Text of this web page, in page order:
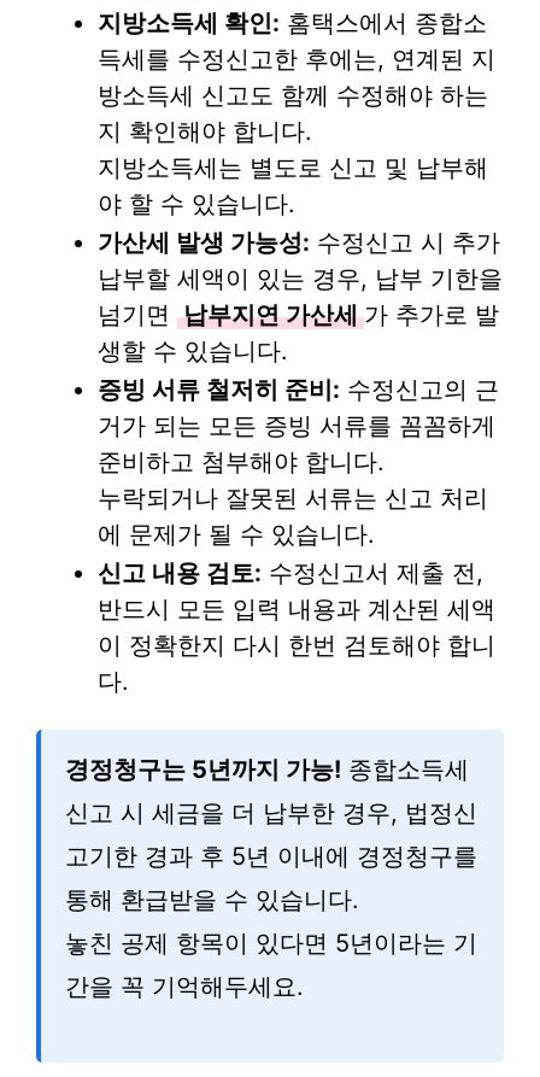
지방소득세 확인: 홈택스에서 종합소
득세를 수정신고한 후에는, 연계된 지
방소득세 신고도 함께 수정해야 하는
지 확인해야 합니다.
지방소득세는 별도로 신고 및 납부해
야 할 수 있습니다.
가산세 발생 가능성: 수정신고 시 추가
납부할 세액이 있는 경우, 납부 기한을
넘기면 납부지연 가산세 가 추가로 발
생할 수 있습니다.
증빙 서류 철저히 준비: 수정신고의 근
거가 되는 모든 증빙 서류를 꼼꼼하게
준비하고 첨부해야 합니다.
누락되거나 잘못된 서류는 신고 처리
에 문제가 될 수 있습니다.
신고 내용 검토: 수정신고서 제출 전,
반드시 모든 입력 내용과 계산된 세액
이 정확한지 다시 한번 검토해야 합니
다.
경정청구는 5년까지 가능! 종합소득세
신고 시 세금을 더 납부한 경우, 법정신
고기한 경과 후 5년 이내에 경정청구를
통해 환급받을 수 있습니다.
놓친 공제 항목이 있다면 5년이라는 기
간을 꼭 기억해두세요.